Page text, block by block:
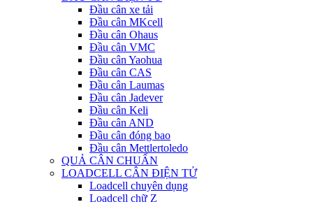
Đầu cân xe tải
Đầu cân MKcell
Đầu cân Ohaus
Đầu cân VMC
Đầu cân Yaohua
Đầu cân CAS
Đầu cân Laumas
Đầu cân Jadever
Đầu cân Keli
Đầu cân AND
Đầu cân đóng bao
Đầu cân Mettlertoledo
QUẢ CÂN CHUẨN
LOADCELL CÂN ĐIỆN TỬ
Loadcell chuyên dụng
Loadcell chữ Z